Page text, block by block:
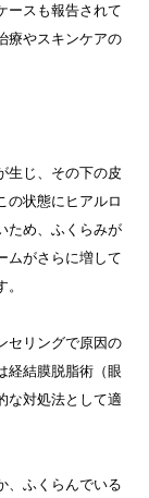
ースも報告されて
療やスキンケアの
生じ、その下の皮
の状態にヒアルロ
ため、ふくらみが
ムがさらに増して
セリングで原因の
経結膜脱脂術（眼
な対処法として適
、ふくらんでいる